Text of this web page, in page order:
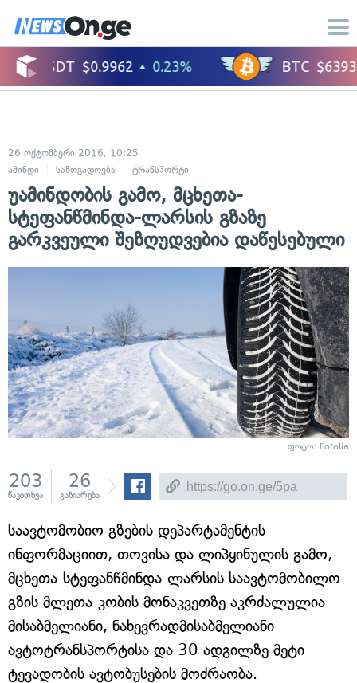
26 ოქტომბერი 2016, 10:25
ამინდი
საზოგადოება ტრანსპორტი
უამინდობის გამო, მცხეთა-
სტეფანწმინდა-ლარსის გზაზე
გარკვეული შეზღუდვებია დაწესებული
ფოტო: Fotolia
203
წაკითხვა
26
გაზიარება
საავტომობიო გზების დეპარტამენტის
ინფორმაციით, თოვისა და ლიპყინულის გამო,
მცხეთა-სტეფანწმინდა-ლარსის საავტომობილო
გზის მლეთა-კობის მონაკვეთზე აკრძალულია
მისაბმელიანი, ნახევრადმისაბმელიანი
ავტოტრანსპორტისა და 30 ადგილზე მეტი
ტევადობის ავტობუსების მოძრაობა.